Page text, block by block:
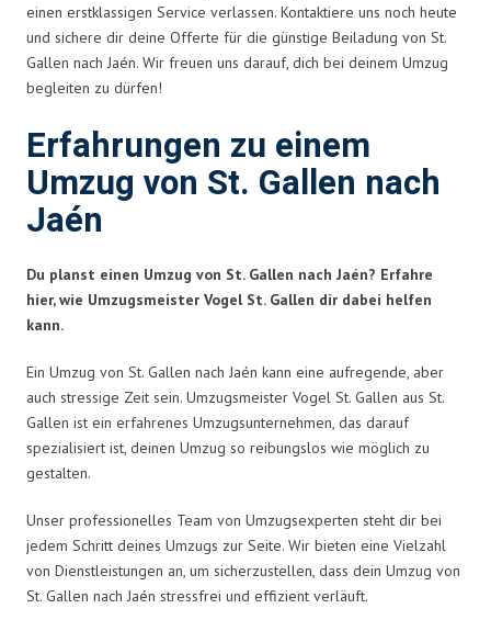
einen erstklassigen Service verlassen. Kontaktiere uns noch heute
und sichere dir deine Offerte für die günstige Beiladung von St.
Gallen nach Jaén. Wir freuen uns darauf, dich bei deinem Umzug
begleiten zu dürfen!
Erfahrungen zu einem
Umzug von St. Gallen nach
Jaén
Du planst einen Umzug von St. Gallen nach Jaén? Erfahre
hier, wie Umzugsmeister Vogel St. Gallen dir dabei helfen
kann.
Ein Umzug von St. Gallen nach Jaén kann eine aufregende, aber
auch stressige Zeit sein. Umzugsmeister Vogel St. Gallen aus St.
Gallen ist ein erfahrenes Umzugsunternehmen, das darauf
spezialisiert ist, deinen Umzug so reibungslos wie möglich zu
gestalten.
Unser professionelles Team von Umzugsexperten steht dir bei
jedem Schritt deines Umzugs zur Seite. Wir bieten eine Vielzahl
von Dienstleistungen an, um sicherzustellen, dass dein Umzug von
St. Gallen nach Jaén stressfrei und effizient verläuft.